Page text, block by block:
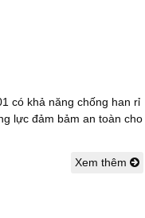
có khả năng chống han rỉ
lực đảm bảm an toàn cho
Xem thêm